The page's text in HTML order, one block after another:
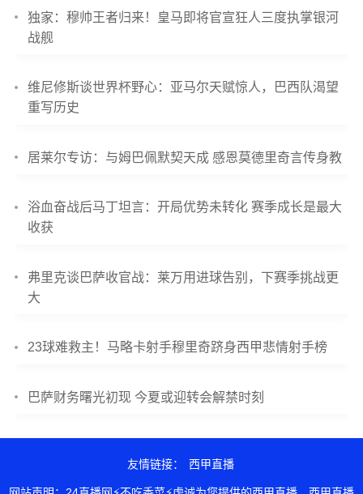
独家：穆帅王者归来！皇马即将官宣狂人三度执掌银河
战舰
维尼修斯谈世界杯野心：亚马尔天赋惊人，巴西队渴望
重写历史
居莱尔专访：与姆巴佩默契天成 感恩莫德里奇言传身教
浴血奋战后马丁坦言：开局优势未转化 赛季成长是最大
收获
弗里克谈巴萨收官战：莱万用进球告别，下赛季挑战更
大
23球难救主！马略卡射手穆里奇跻身西甲悲情射手榜
巴萨财务曙光初现 今夏或迎转会解禁时刻
友情链接： 西甲直播